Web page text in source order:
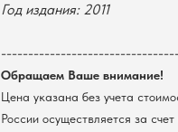
Год издания: 2011
Обращаем Ваше внимание!
Цена указана без учета
России осуществляется за